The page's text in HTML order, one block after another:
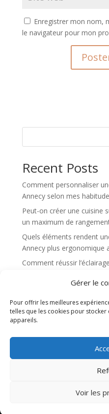
Gérer le
Pour offrir les meilleures
telles que les cookies pour
appareils.
Voir les
Enregistrer mon nom,
le navigateur pour mon
e
:
Recent Posts
Comment personnaliser
Annecy selon mes
Peut-on créer une cuisine
un maximum de
Quels éléments rendent
Annecy plus ergonomique
Comment réussir
Quels sont les avantages
Annecy pour une cuisine
Recent
Site web réalisé par